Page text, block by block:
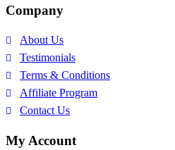
Company
About Us
Testimonials
Terms & Conditions
Affiliate Program
Contact Us
My Account